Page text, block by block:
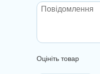
Оцініть товар